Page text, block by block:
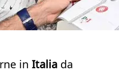
in Italia da